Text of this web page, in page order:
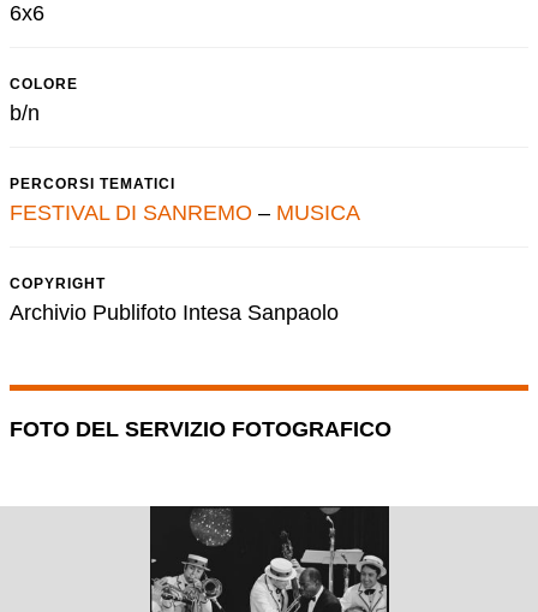
6x6
COLORE
b/n
PERCORSI TEMATICI
FESTIVAL DI SANREMO – MUSICA
COPYRIGHT
Archivio Publifoto Intesa Sanpaolo
FOTO DEL SERVIZIO FOTOGRAFICO